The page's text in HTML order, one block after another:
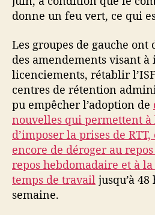
donne un feu vert, ce qui
Les groupes de gauche ont
des amendements visant
licenciements, rétablir
centres de rétention
pu empêcher l’adoption de
nouvelles qui permettent à
d’imposer la prises de
encore de déroger au
repos hebdomadaire et à
temps de travail jusqu’à
semaine.